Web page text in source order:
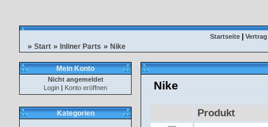
Startseite
» Start » Inliner Parts » Nike
Mein Konto
Nicht angemeldet
Login | Konto eröffnen
Kategorien
Nike
Produkt